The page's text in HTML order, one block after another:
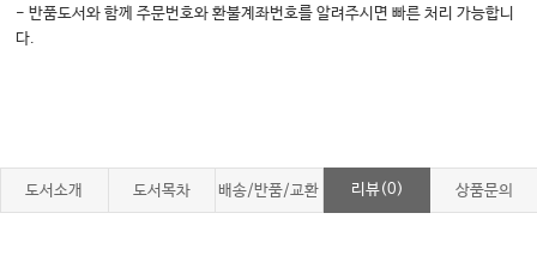
- 반품도서와 함께 주문번호와 환불계좌번호를 알려주시면 빠른 처리 가능합니
다.
도서소개 도서목차 배송/반품/교환 리뷰(0) 상품문의